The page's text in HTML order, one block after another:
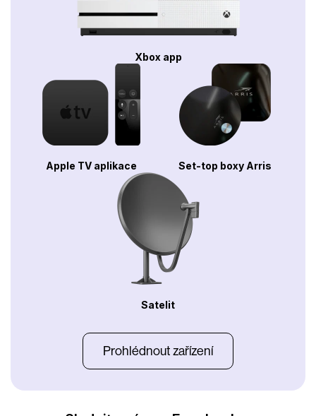
Xbox app
Apple TV aplikace Set-top boxy Arris
Satelit
Prohlédnout zařízení